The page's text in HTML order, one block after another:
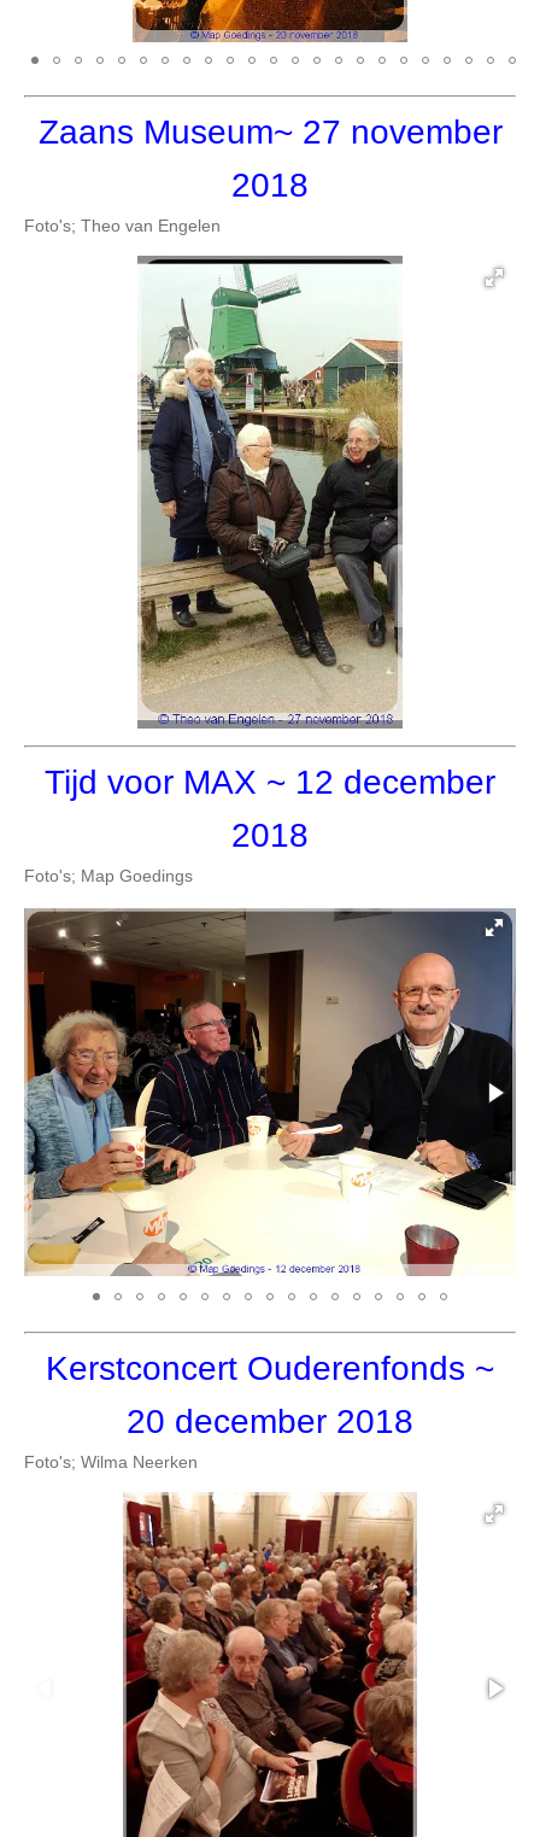
Zaans Museum~ 27 november
2018
Foto's; Theo van Engelen
Tijd voor MAX ~ 12 december
2018
Foto's; Map Goedings
Kerstconcert Ouderenfonds ~
20 december 2018
Foto's; Wilma Neerken